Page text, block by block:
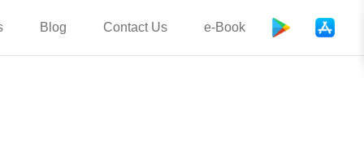
Blog Contact Us e-Book